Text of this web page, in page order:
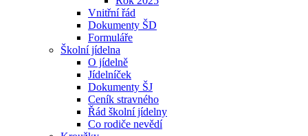
Vnitřní řád
Dokumenty ŠD
Formuláře
Školní jídelna
O jídelně
Jídelníček
Dokumenty ŠJ
Ceník stravného
Řád školní jídelny
Co rodiče nevědí